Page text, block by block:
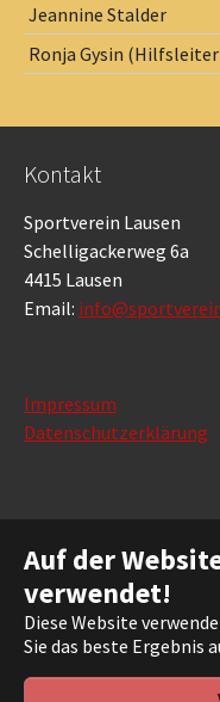
Auf der
verwendet!
Diese Website
Sie das beste Ergebnis
Jeannine Stalder
Ronja Gysin
Kontakt
Sportverein Lausen
Schelligackerweg 6a
4415 Lausen
Email:
Impressum
Datenschutzerklärung